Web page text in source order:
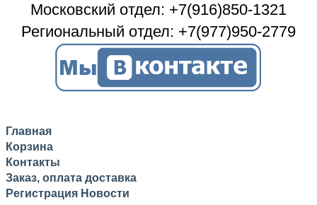
Московский отдел: +7(916)850-1321
Региональный отдел: +7(977)950-2779
Главная
Корзина
Контакты
Заказ, оплата доставка
Регистрация Новости